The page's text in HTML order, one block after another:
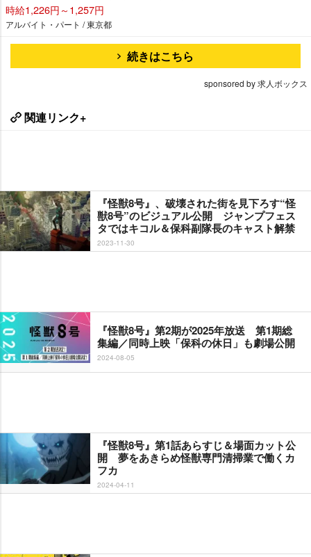
時給1,226円～1,257円
アルバイト・パート / 東京都
続きはこちら
sponsored by 求人ボックス
関連リンク+
『怪獣8号』、破壊された街を見下ろす“怪
獣8号”のビジュアル公開 ジャンプフェス
タではキコル＆保科副隊長のキャスト解禁
2023-11-30
『怪獣8号』第2期が2025年放送 第1期総
集編／同時上映「保科の休日」も劇場公開
2024-08-05
『怪獣8号』第1話あらすじ＆場面カット公
開 夢をあきらめ怪獣専門清掃業で働くカ
フカ
2024-04-11